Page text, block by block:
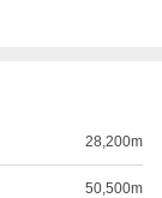
28,200m
50,500m